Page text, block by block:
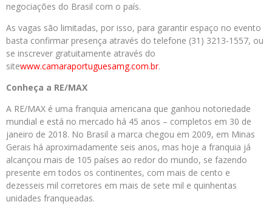
negociações do Brasil com o país.
As vagas são limitadas, por isso, para garantir espaço no evento
basta confirmar presença através do telefone (31) 3213-1557, ou
se inscrever gratuitamente através do
sitewww.camaraportuguesamg.com.br.
Conheça a RE/MAX
A RE/MAX é uma franquia americana que ganhou notoriedade
mundial e está no mercado há 45 anos – completos em 30 de
janeiro de 2018. No Brasil a marca chegou em 2009, em Minas
Gerais há aproximadamente seis anos, mas hoje a franquia já
alcançou mais de 105 países ao redor do mundo, se fazendo
presente em todos os continentes, com mais de cento e
dezesseis mil corretores em mais de sete mil e quinhentas
unidades franqueadas.